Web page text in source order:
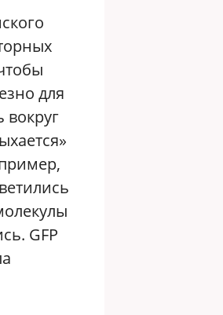
для
вокруг
GFP